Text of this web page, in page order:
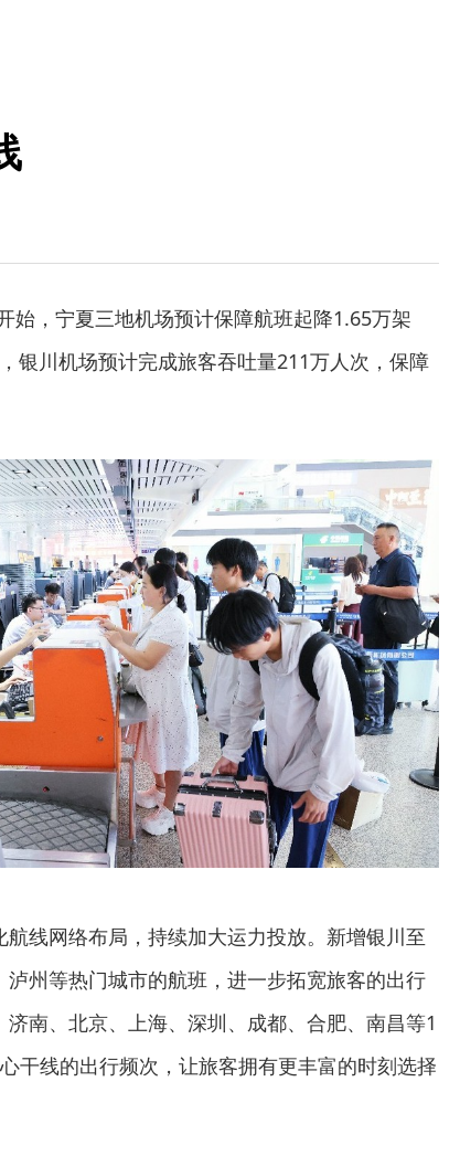
始，宁夏三地机场预计保障航班起降1.65万架
银川机场预计完成旅客吞吐量211万人次，保障
线网络布局，持续加大运力投放。新增银川至
州等热门城市的航班，进一步拓宽旅客的出行
南、北京、上海、深圳、成都、合肥、南昌等1
干线的出行频次，让旅客拥有更丰富的时刻选择